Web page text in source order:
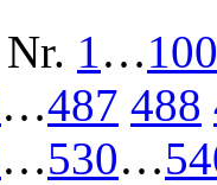
Nr. 1…100
…487 488
…530…